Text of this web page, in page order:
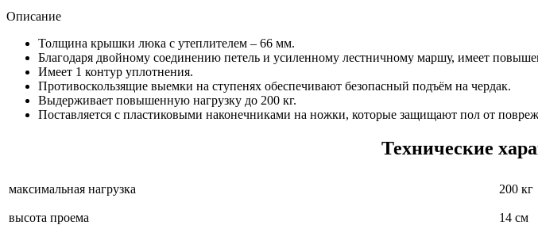
Описание
Толщина крышки люка с утеплителем – 66 мм.
Благодаря двойному соединению петель и усиленному лестничному маршу, имеет
Имеет 1 контур уплотнения.
Противоскользящие выемки на ступенях обеспечивают безопасный подъём на чердак.
Выдерживает повышенную нагрузку до 200 кг.
Поставляется с пластиковыми наконечниками на ножки, которые защищают пол от
Технические
максимальная нагрузка 200 кг
высота проема 14 см